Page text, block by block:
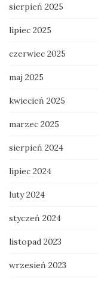
sierpień 2025
lipiec 2025
czerwiec 2025
maj 2025
kwiecień 2025
marzec 2025
sierpień 2024
lipiec 2024
luty 2024
styczeń 2024
listopad 2023
wrzesień 2023